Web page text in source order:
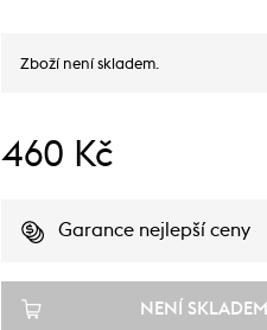
Zboží není skladem.
460 Kč
Garance nejlepší ceny
NENÍ SKLADEM